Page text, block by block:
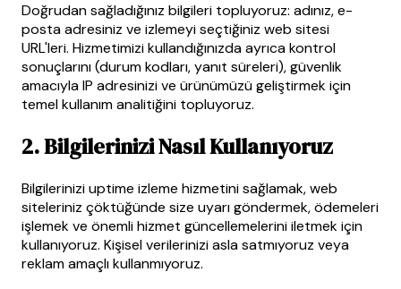
Doğrudan sağladığınız bilgileri topluyoruz: adınız, e-
posta adresiniz ve izlemeyi seçtiğiniz web sitesi
URL'leri. Hizmetimizi kullandığınızda ayrıca kontrol
sonuçlarını (durum kodları, yanıt süreleri), güvenlik
amacıyla IP adresinizi ve ürünümüzü geliştirmek için
temel kullanım analitiğini topluyoruz.
2. Bilgilerinizi Nasıl Kullanıyoruz
Bilgilerinizi uptime izleme hizmetini sağlamak, web
siteleriniz çöktüğünde size uyarı göndermek, ödemeleri
işlemek ve önemli hizmet güncellemelerini iletmek için
kullanıyoruz. Kişisel verilerinizi asla satmıyoruz veya
reklam amaçlı kullanmıyoruz.